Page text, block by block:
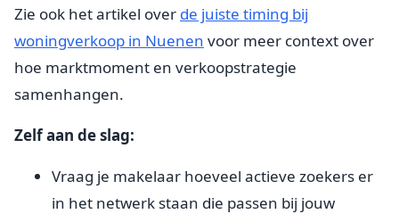
Zie ook het artikel over de juiste timing bij
woningverkoop in Nuenen voor meer context over
hoe marktmoment en verkoopstrategie
samenhangen.
Zelf aan de slag:
Vraag je makelaar hoeveel actieve zoekers er
in het netwerk staan die passen bij jouw